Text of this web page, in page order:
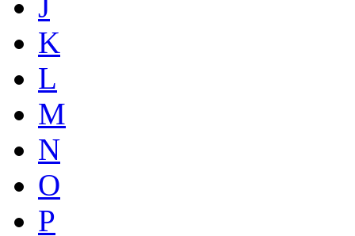
K
L
M
N
O
P